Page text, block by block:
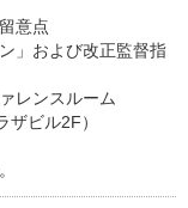
i
意点
および改正監督指
レンスルーム
ビル2F）